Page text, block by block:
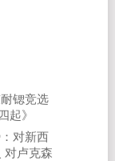
耐锶竞选
起》
对新西
对卢克森